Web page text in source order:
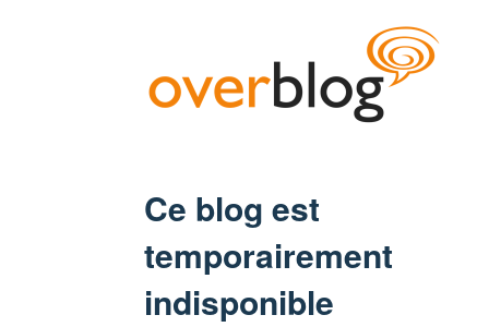
Ce blog est
temporairement
indisponible